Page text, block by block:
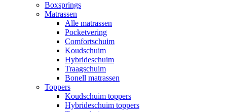
Boxsprings
Matrassen
Alle matrassen
Pocketvering
Comfortschuim
Koudschuim
Hybrideschuim
Traagschuim
Bonell matrassen
Toppers
Koudschuim toppers
Hybrideschuim toppers